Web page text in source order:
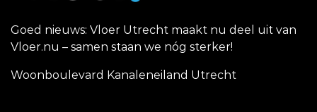
Goed nieuws: Vloer Utrecht maakt nu deel uit van
Vloer.nu – samen staan we nóg sterker!
Woonboulevard Kanaleneiland Utrecht